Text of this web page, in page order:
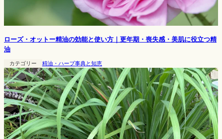
ローズ・オットー精油の効能と使い方｜更年期・喪失感・美肌に役立つ精
油
カテゴリー 精油・ハーブ事典と知恵